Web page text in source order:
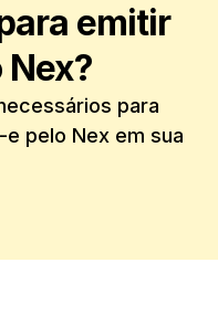
emitir
Nex?
para
e pelo Nex em sua